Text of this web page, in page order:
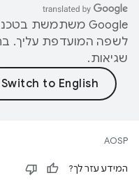
לשפה המועדפת עליך.
שגיאות.
AOSP
המידע עזר לך?